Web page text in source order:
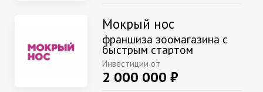
Мокрый нос
франшиза зоомагазина с
быстрым стартом
Инвестиции от
2 000 000 ₽